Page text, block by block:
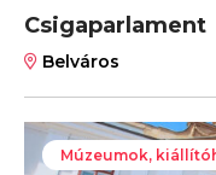
Csigaparlament
Belváros
Múzeumok,